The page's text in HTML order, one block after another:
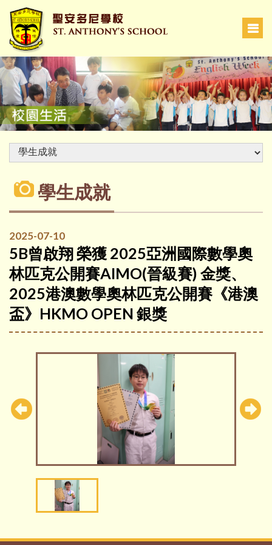
學生成就
2025-07-10
5B曾啟翔 榮獲 2025亞洲國際數學奧
林匹克公開賽AIMO(晉級賽) 金獎、
2025港澳數學奧林匹克公開賽《港澳
盃》HKMO OPEN 銀獎